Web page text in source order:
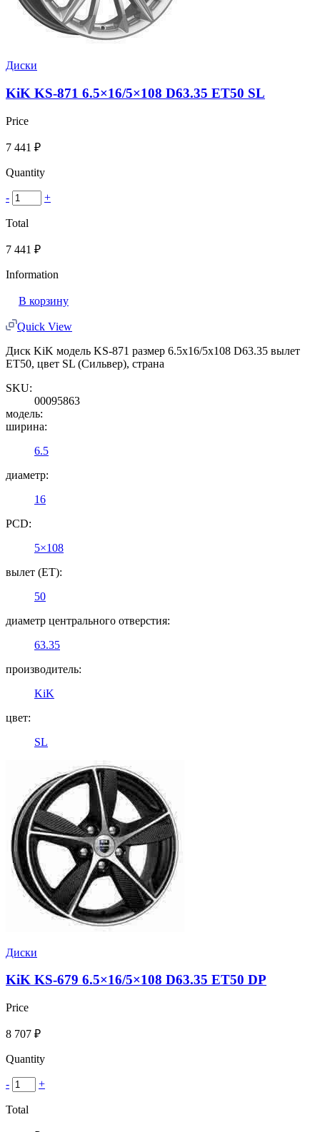
Диски
KiK KS-871 6.5×16/5×108 D63.35 ET50 SL
Price
7 441 ₽
Quantity
- +
Total
7 441 ₽
Information
В корзину
Quick View
Диск KiK модель KS-871 размер 6.5x16/5x108 D63.35 вылет
ET50, цвет SL (Сильвер), страна
SKU:
00095863
модель:
ширина:
6.5
диаметр:
16
PCD:
5×108
вылет (ET):
50
диаметр центрального отверстия:
63.35
производитель:
KiK
цвет:
SL
Диски
KiK KS-679 6.5×16/5×108 D63.35 ET50 DP
Price
8 707 ₽
Quantity
- +
Total